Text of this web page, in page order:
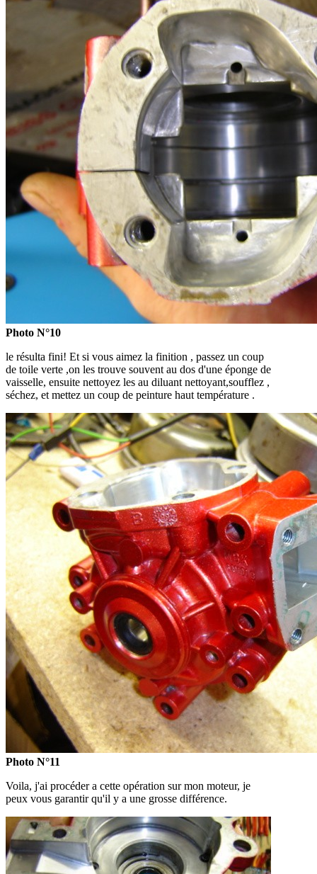
Photo N°10
le résulta fini! Et si vous aimez la finition , passez un coup
de toile verte ,on les trouve souvent au dos d'une éponge de
vaisselle, ensuite nettoyez les au diluant nettoyant,soufflez ,
séchez, et mettez un coup de peinture haut température .
Photo N°11
Voila, j'ai procéder a cette opération sur mon moteur, je
peux vous garantir qu'il y a une grosse différence.